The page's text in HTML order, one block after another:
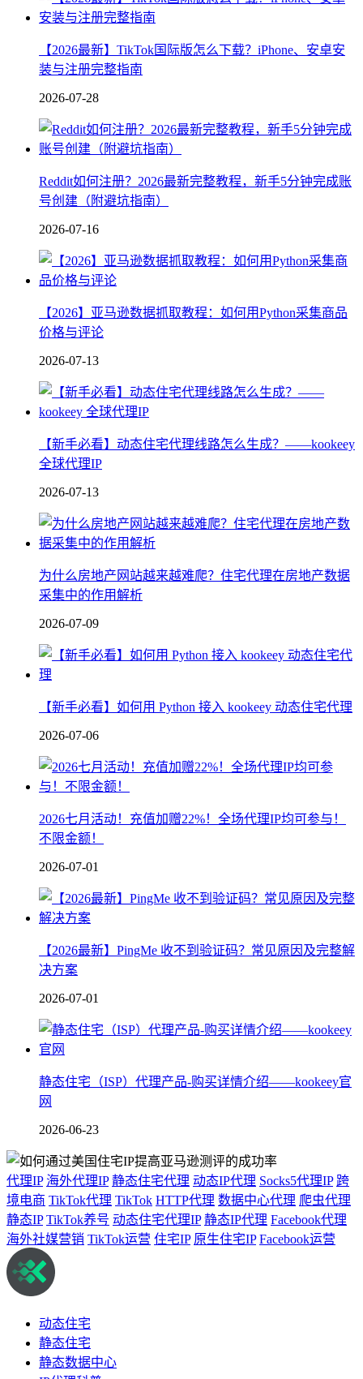
【2026最新】TikTok国际版怎么下载？iPhone、安卓安
装与注册完整指南
2026-07-28
Reddit如何注册？2026最新完整教程，新手5分钟完成账
号创建（附避坑指南）
2026-07-16
【2026】亚马逊数据抓取教程：如何用Python采集商品
价格与评论
2026-07-13
【新手必看】动态住宅代理线路怎么生成？——kookeey
全球代理IP
2026-07-13
为什么房地产网站越来越难爬？住宅代理在房地产数据
采集中的作用解析
2026-07-09
【新手必看】如何用 Python 接入 kookeey 动态住宅代理
2026-07-06
2026七月活动！充值加赠22%！全场代理IP均可参与！
不限金额！
2026-07-01
【2026最新】PingMe 收不到验证码？常见原因及完整解
决方案
2026-07-01
静态住宅（ISP）代理产品-购买详情介绍——kookeey官
网
2026-06-23
代理IP 海外代理IP 静态住宅代理 动态IP代理 Socks5代理IP 跨
境电商 TikTok代理 TikTok HTTP代理 数据中心代理 爬虫代理
静态IP TikTok养号 动态住宅代理IP 静态IP代理 Facebook代理
海外社媒营销 TikTok运营 住宅IP 原生住宅IP Facebook运营
动态住宅
静态住宅
静态数据中心